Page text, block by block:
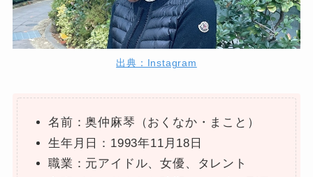
出典：Instagram
名前：奥仲麻琴（おくなか・まこと）
生年月日：1993年11月18日
職業：元アイドル、女優、タレント